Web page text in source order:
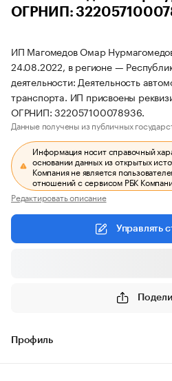
ОГРНИП:
ИП Магомедов Омар
24.08.2022, в регионе —
деятельности: Деятельность
транспорта. ИП присвоены
ОГРНИП: 322057100078936.
Данные получены из публичных
Информация носит справочный
основании данных из открытых
Компания не является
отношений с сервисом РБК
Редактировать описание
Управлять
Профиль